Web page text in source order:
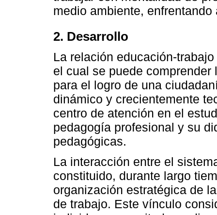
medio ambiente,
2. Desarrollo
La relación educación-
el cual se puede
para el logro de una
dinámico y crecientemente
centro de atención en el
pedagogía profesional y su
pedagógicas.
La interacción entre el
constituido, durante largo
organización estratégica de
de trabajo. Este vínculo